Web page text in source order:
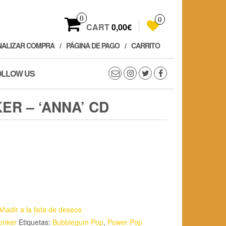
0
CART0,00€
0
COMPRA PÁGINA DE PAGO CARRITO
US
– ‘ANNA’ CD
a la lista de deseos
Etiquetas: Bubblegum Pop, Power Pop